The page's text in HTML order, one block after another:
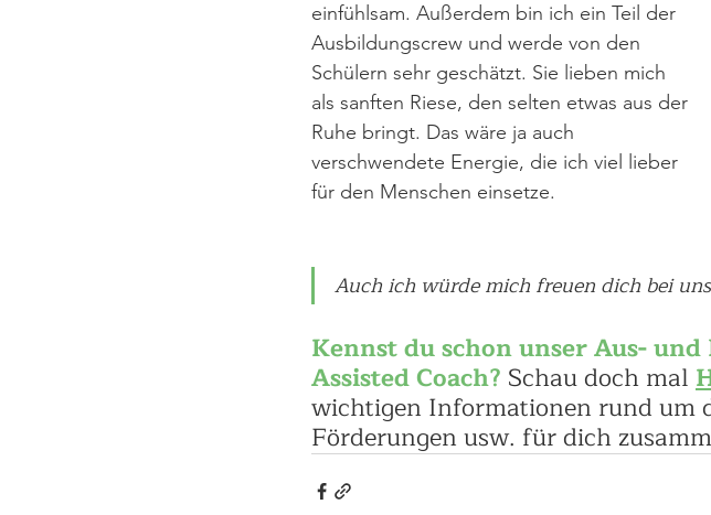
einfühlsam. Außerdem bin ich ein Teil der
Ausbildungscrew und werde von den
Schülern sehr geschätzt. Sie lieben mich
als sanften Riese, den selten etwas aus der
Ruhe bringt. Das wäre ja auch
verschwendete Energie, die ich viel lieber
für den Menschen einsetze.
Auch ich würde mich freuen dich bei
Kennst du schon unser Aus-
Assisted Coach? Schau doch mal
wichtigen Informationen rund um
Förderungen usw. für dich